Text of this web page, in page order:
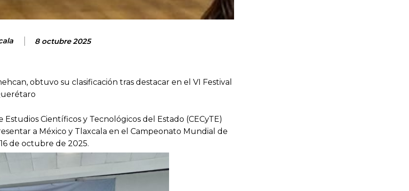
8 octubre 2025
obtuvo su clasificación tras destacar en el VI Festival
Científicos y Tecnológicos del Estado (CECyTE)
a México y Tlaxcala en el Campeonato Mundial de
de octubre de 2025.